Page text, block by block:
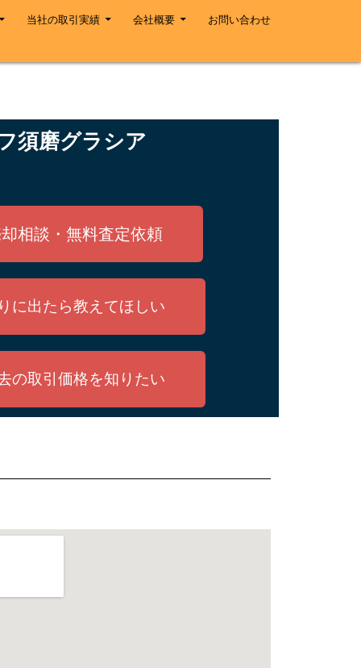
当社の取引実績 会社概要 お問い合わせ
須磨グラシア
相談・無料査定依頼
に出たら教えてほしい
の取引価格を知りたい